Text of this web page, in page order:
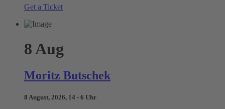
Get a Ticket
8 Aug
Moritz Butschek
8 August, 2026, 14 - 6 Uhr